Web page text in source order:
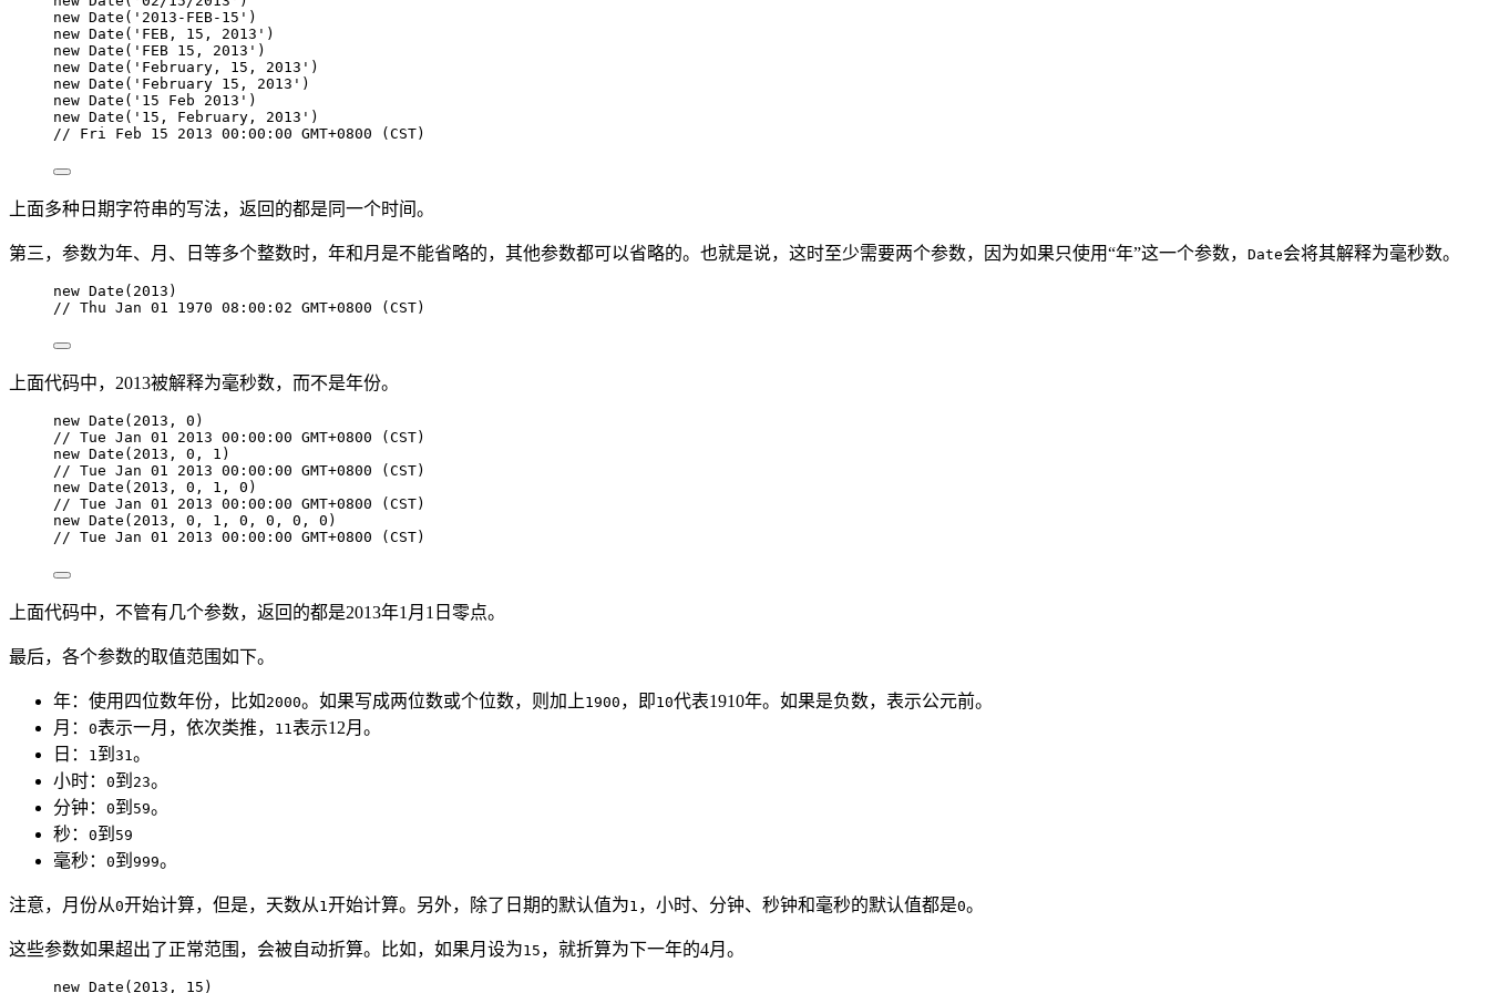
new Date ( ' 2013-FEB-15 ' )
new Date ( ' FEB, 15, 2013 ' )
new Date ( ' FEB 15, 2013 ' )
new Date ( ' February, 15, 2013 ' )
new Date ( ' February 15, 2013 ' )
new Date ( ' 15 Feb 2013 ' )
new Date ( ' 15, February, 2013 ' )
// Fri Feb 15 2013 00:00:00 GMT+0800 (CST)
上面多种日期字符串的写法，返回的都是同一个时间。
第三，参数为年、月、日等多个整数时，年和月是不能省略的，其他参数都可以省略的。也就是说，这时至少需要两个参数，因为如果只使用“年”这一个参数， Date会将其解释为毫秒数。
new Date ( 2013 )
// Thu Jan 01 1970 08:00:02 GMT+0800 (CST)
上面代码中，2013被解释为毫秒数，而不是年份。
new Date ( 2013 , 0 )
// Tue Jan 01 2013 00:00:00 GMT+0800 (CST)
new Date ( 2013 , 0 , 1 )
// Tue Jan 01 2013 00:00:00 GMT+0800 (CST)
new Date ( 2013 , 0 , 1 , 0 )
// Tue Jan 01 2013 00:00:00 GMT+0800 (CST)
new Date ( 2013 , 0 , 1 , 0 , 0 , 0 , 0 )
// Tue Jan 01 2013 00:00:00 GMT+0800 (CST)
上面代码中，不管有几个参数，返回的都是2013年1月1日零点。
最后，各个参数的取值范围如下。
年：使用四位数年份，比如 2000。如果写成两位数或个位数，则加上 1900 ，即10代表1910年。如果是负数，表示公元前。
月： 0表示一月，依次类推， 11表示12月。
日：
1到 31。
小时： 0到 23。
分钟： 0到 59。
秒： 0到 59
毫秒： 0到 999。
注意，月份从0开始计算，但是，天数从 1开始计算。另外，除了日期的默认值为1 ，小时、分钟、秒钟和毫秒的默认值都是0。
这些参数如果超出了正常范围，会被自动折算。比如，如果月设为15 ，就折算为下一年的4月。
new Date ( 2013 , 15 )